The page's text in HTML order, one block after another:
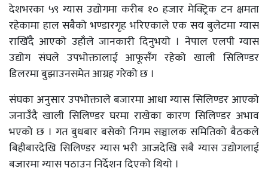
देशभरका ५९ ग्यास उद्योगमा करीब १० हजार मेक्ट्रिक टन क्षमता
रहेकामा हाल सबैको भण्डारगृह भरिएकाले एक सय बुलेटमा ग्यास
राखिँदै आएको उहाँले जानकारी दिनुभयो । नेपाल एलपी ग्यास
उद्योग संघले उपभोक्तालाई आफूसँग रहेको खाली सिलिण्डर
डिलरमा बुझाउनसमेत आग्रह गरेको छ ।
संघका अनुसार उपभोक्ताले बजारमा आधा ग्यास सिलिण्डर आएको
जनाउँदै खाली सिलिण्डर घरमा राखेका कारण सिलिण्डर अभाव
भएको छ । गत बुधबार बसेको निगम सञ्चालक समितिको बैठकले
बिहीबारदेखि सिलिण्डर ग्यास भरी आजदेखि सबै ग्यास उद्योगलाई
बजारमा ग्यास पठाउन निर्देशन दिएको थियो ।